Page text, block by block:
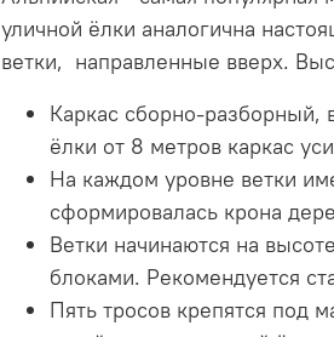
уличной ёлки аналогична
ветки, направленные вверх.
Каркас сборно-разборный,
ёлки от 8 метров каркас
На каждом уровне ветки
сформировалась крона
Ветки начинаются на
блоками. Рекомендуется
Пять тросов крепятся под